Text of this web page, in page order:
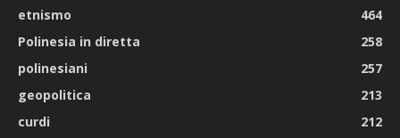
etnismo
464
Polinesia in diretta
258
polinesiani
257
geopolitica
213
curdi
212